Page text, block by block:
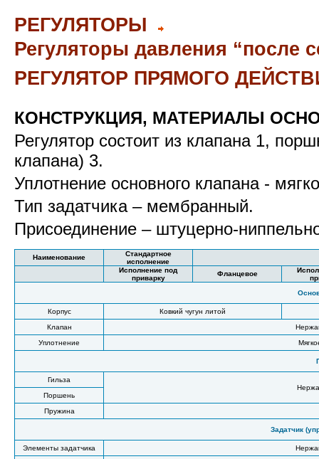
РЕГУЛЯТОРЫ
Регуляторы давления “после
РЕГУЛЯТОР ПРЯМОГО
КОНСТРУКЦИЯ, МАТЕРИАЛЫ
Регулятор состоит из клапана 1,
клапана) 3.
Уплотнение основного клапана -
Тип задатчика – мембранный.
Присоединение – штуцерно-
Наименование
Стандартное
исполнение
Исполнение под
приварку
Фланцевое
Корпус
Ковкий чугун литой
Клапан
Уплотнение
Гильза
Поршень
Пружина
Задатчик
Элементы задатчика